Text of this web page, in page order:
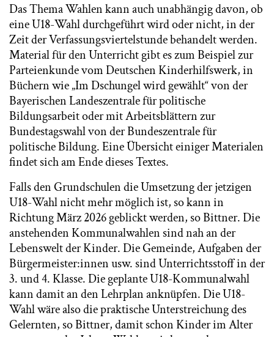
Das Thema Wahlen kann auch unabhängig davon, ob
eine U18-Wahl durchgeführt wird oder nicht, in der
Zeit der Verfassungsviertelstunde behandelt werden.
Material für den Unterricht gibt es zum Beispiel zur
Parteienkunde vom Deutschen Kinderhilfswerk, in
Büchern wie „Im Dschungel wird gewählt“ von der
Bayerischen Landeszentrale für politische
Bildungsarbeit oder mit Arbeitsblättern zur
Bundestagswahl von der Bundeszentrale für
politische Bildung. Eine Übersicht einiger Materialen
findet sich am Ende dieses Textes.
Falls den Grundschulen die Umsetzung der jetzigen
U18-Wahl nicht mehr möglich ist, so kann in
Richtung März 2026 geblickt werden, so Bittner. Die
anstehenden Kommunalwahlen sind nah an der
Lebenswelt der Kinder. Die Gemeinde, Aufgaben der
Bürgermeister:innen usw. sind Unterrichtsstoff in der
3. und 4. Klasse. Die geplante U18-Kommunalwahl
kann damit an den Lehrplan anknüpfen. Die U18-
Wahl wäre also die praktische Unterstreichung des
Gelernten, so Bittner, damit schon Kinder im Alter